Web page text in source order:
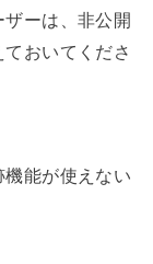
ーは、非公開
おいてくださ
能が使えない